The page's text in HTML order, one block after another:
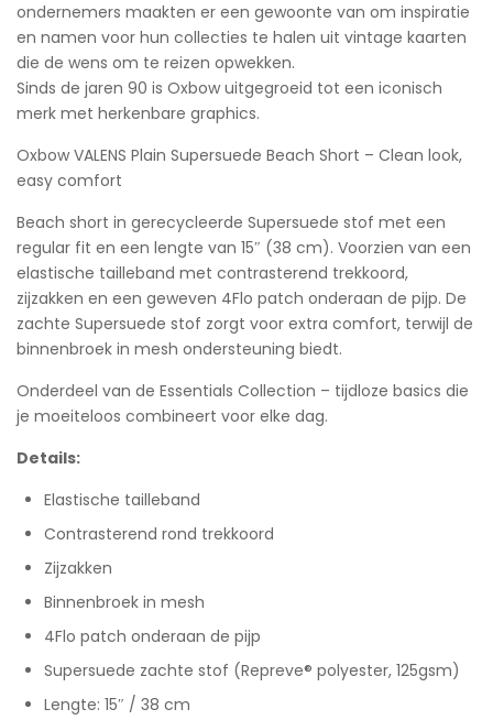
ondernemers maakten er een gewoonte van om inspiratie
en namen voor hun collecties te halen uit vintage kaarten
die de wens om te reizen opwekken.
Sinds de jaren 90 is Oxbow uitgegroeid tot een iconisch
merk met herkenbare graphics.
Oxbow VALENS Plain Supersuede Beach Short – Clean look,
easy comfort
Beach short in gerecycleerde Supersuede stof met een
regular fit en een lengte van 15″ (38 cm). Voorzien van een
elastische tailleband met contrasterend trekkoord,
zijzakken en een geweven 4Flo patch onderaan de pijp. De
zachte Supersuede stof zorgt voor extra comfort, terwijl de
binnenbroek in mesh ondersteuning biedt.
Onderdeel van de Essentials Collection – tijdloze basics die
je moeiteloos combineert voor elke dag.
Details:
Elastische tailleband
Contrasterend rond trekkoord
Zijzakken
Binnenbroek in mesh
4Flo patch onderaan de pijp
Supersuede zachte stof (Repreve® polyester, 125gsm)
Lengte: 15″ / 38 cm